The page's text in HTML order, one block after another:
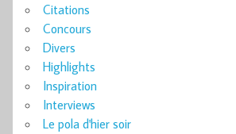
Citations
Concours
Divers
Highlights
Inspiration
Interviews
Le pola d'hier soir